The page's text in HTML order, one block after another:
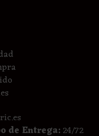
de Entrega:24/72